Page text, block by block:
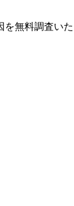
無料調査い